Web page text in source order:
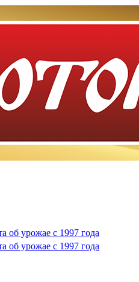
об урожае с 1997 года
об урожае с 1997 года